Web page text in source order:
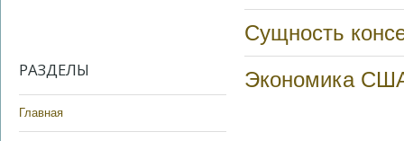
РАЗДЕЛЫ
Главная
Сущность
Экономика